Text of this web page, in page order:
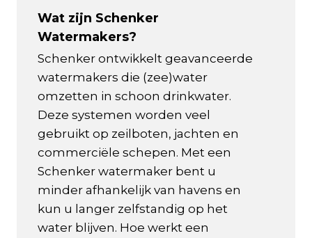
Wat zijn Schenker
Watermakers?
Schenker ontwikkelt geavanceerde
watermakers die (zee)water
omzetten in schoon drinkwater.
Deze systemen worden veel
gebruikt op zeilboten, jachten en
commerciële schepen. Met een
Schenker watermaker bent u
minder afhankelijk van havens en
kun u langer zelfstandig op het
water blijven. Hoe werkt een